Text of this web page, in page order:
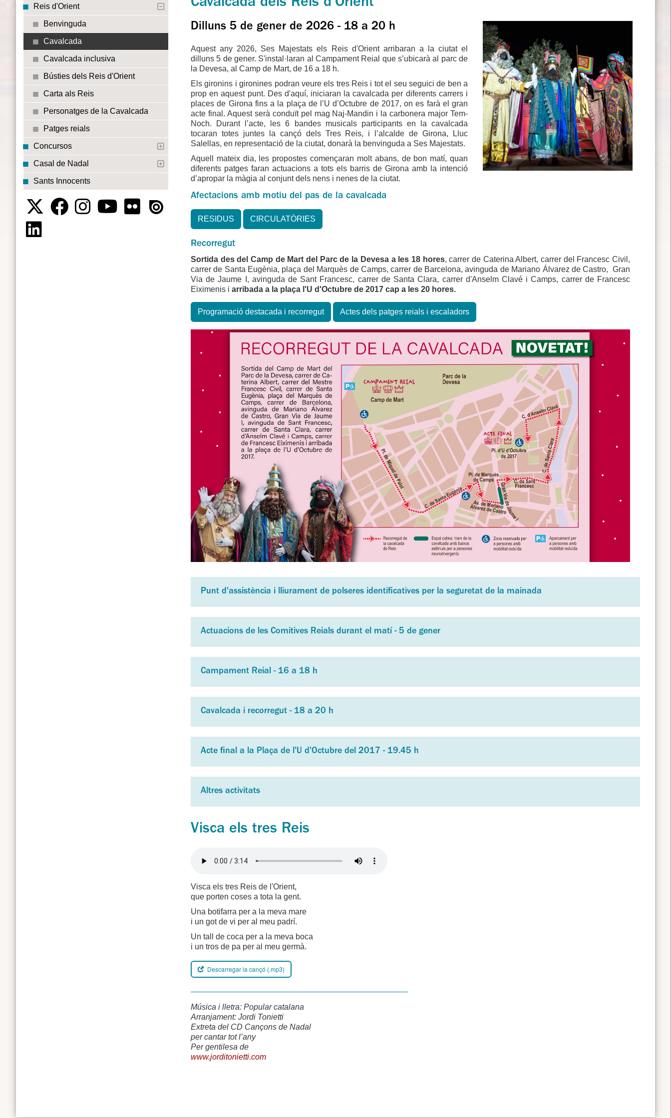
Reis d'Orient
Benvinguda
Cavalcada
Cavalcada inclusiva
Bústies dels Reis d'Orient
Carta als Reis
Personatges de la Cavalcada
Patges reials
Concursos
Casal de Nadal
Sants Innocents
Dilluns 5 de gener de 2026 - 18 a 20 h
Aquest any 2026, Ses Majestats els Reis d'Orient arribaran a la ciutat el
dilluns 5 de gener. S'instal·laran al Campament Reial que s’ubicarà al parc de
la Devesa, al Camp de Mart, de 16 a 18 h.
Els gironins i gironines podran veure els tres Reis i tot el seu seguici de ben a
prop en aquest punt. Des d'aquí, iniciaran la cavalcada per diferents carrers i
places de Girona fins a la plaça de l’U d’Octubre de 2017, on es farà el gran
acte final. Aquest serà conduït pel mag Naj-Mandin i la carbonera major Tem-
Noch. Durant l’acte, les 6 bandes musicals participants en la cavalcada
tocaran totes juntes la cançó dels Tres Reis, i l’alcalde de Girona, Lluc
Salellas, en representació de la ciutat, donarà la benvinguda a Ses Majestats.
Aquell mateix dia, les propostes començaran molt abans, de bon matí, quan
diferents patges faran actuacions a tots els barris de Girona amb la intenció
d’apropar la màgia al conjunt dels nens i nenes de la ciutat.
Afectacions amb motiu del pas de la cavalcada
RESIDUS CIRCULATÒRIES
Recorregut
Sortida des del Camp de Mart del Parc de la Devesa a les 18 hores, carrer de Caterina Albert, carrer del Francesc Civil,
carrer de Santa Eugènia, plaça del Marquès de Camps, carrer de Barcelona, avinguda de Mariano Álvarez de Castro, Gran
Via de Jaume I, avinguda de Sant Francesc, carrer de Santa Clara, carrer d'Anselm Clavé i Camps, carrer de Francesc
Eiximenis i arribada a la plaça l'U d'Octubre de 2017 cap a les 20 hores.
Programació destacada i recorregut Actes dels patges reials i escaladors
Punt d'assistència i lliurament de polseres identificatives per la seguretat de la mainada
Actuacions de les Comitives Reials durant el matí - 5 de gener
Campament Reial - 16 a 18 h
Cavalcada i recorregut - 18 a 20 h
Acte final a la Plaça de l'U d'Octubre del 2017 - 19.45 h
Altres activitats
Visca els tres Reis
Visca els tres Reis de l'Orient,
que porten coses a tota la gent.
Una botifarra per a la meva mare
i un got de vi per al meu padrí.
Un tall de coca per a la meva boca
i un tros de pa per al meu germà.
Descarregar la cançó (.mp3)
Música i lletra: Popular catalana
Arranjament: Jordi Tonietti
Extreta del CD Cançons de Nadal
per cantar tot l’any
Per gentilesa de
www.jorditonietti.com